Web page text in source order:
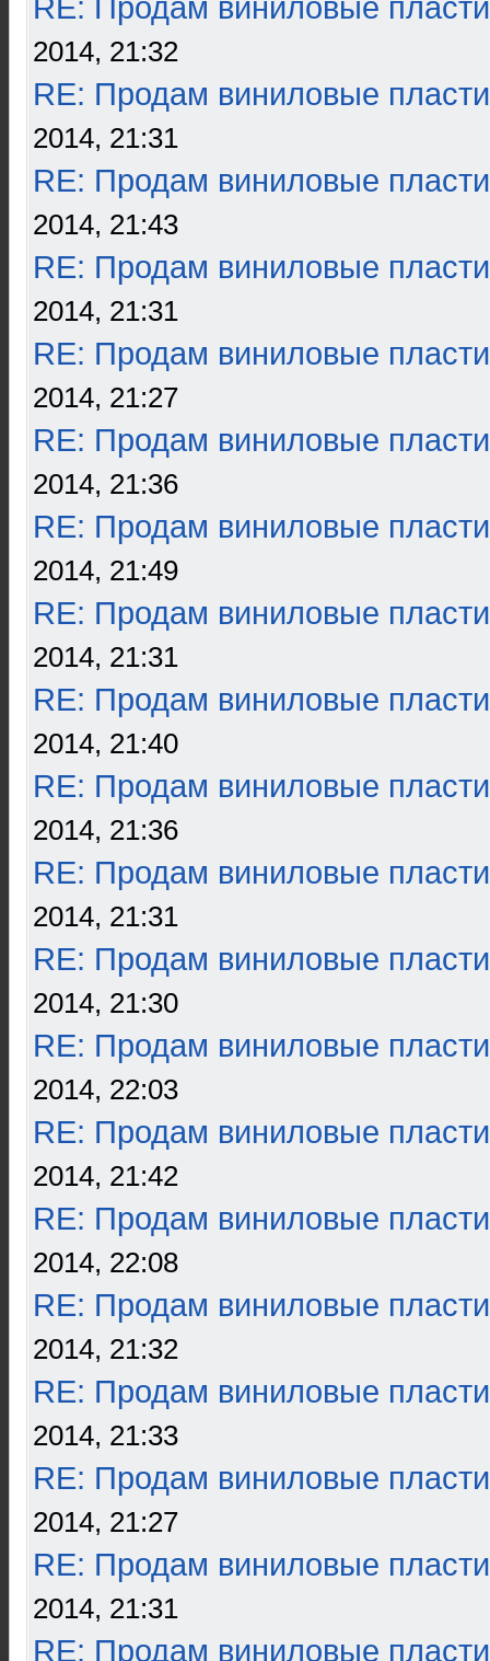
RE: Продам виниловые
2014, 21:32
RE: Продам виниловые
2014, 21:31
RE: Продам виниловые
2014, 21:43
RE: Продам виниловые
2014, 21:31
RE: Продам виниловые
2014, 21:27
RE: Продам виниловые
2014, 21:36
RE: Продам виниловые
2014, 21:49
RE: Продам виниловые
2014, 21:31
RE: Продам виниловые
2014, 21:40
RE: Продам виниловые
2014, 21:36
RE: Продам виниловые
2014, 21:31
RE: Продам виниловые
2014, 21:30
RE: Продам виниловые
2014, 22:03
RE: Продам виниловые
2014, 21:42
RE: Продам виниловые
2014, 22:08
RE: Продам виниловые
2014, 21:32
RE: Продам виниловые
2014, 21:33
RE: Продам виниловые
2014, 21:27
RE: Продам виниловые
2014, 21:31
RE: Продам виниловые